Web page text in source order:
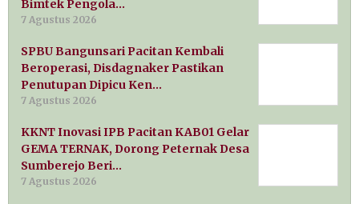
Bimtek Pengola…
7 Agustus 2026
SPBU Bangunsari Pacitan Kembali
Beroperasi, Disdagnaker Pastikan
Penutupan Dipicu Ken…
7 Agustus 2026
KKNT Inovasi IPB Pacitan KAB01 Gelar
GEMA TERNAK, Dorong Peternak Desa
Sumberejo Beri…
7 Agustus 2026